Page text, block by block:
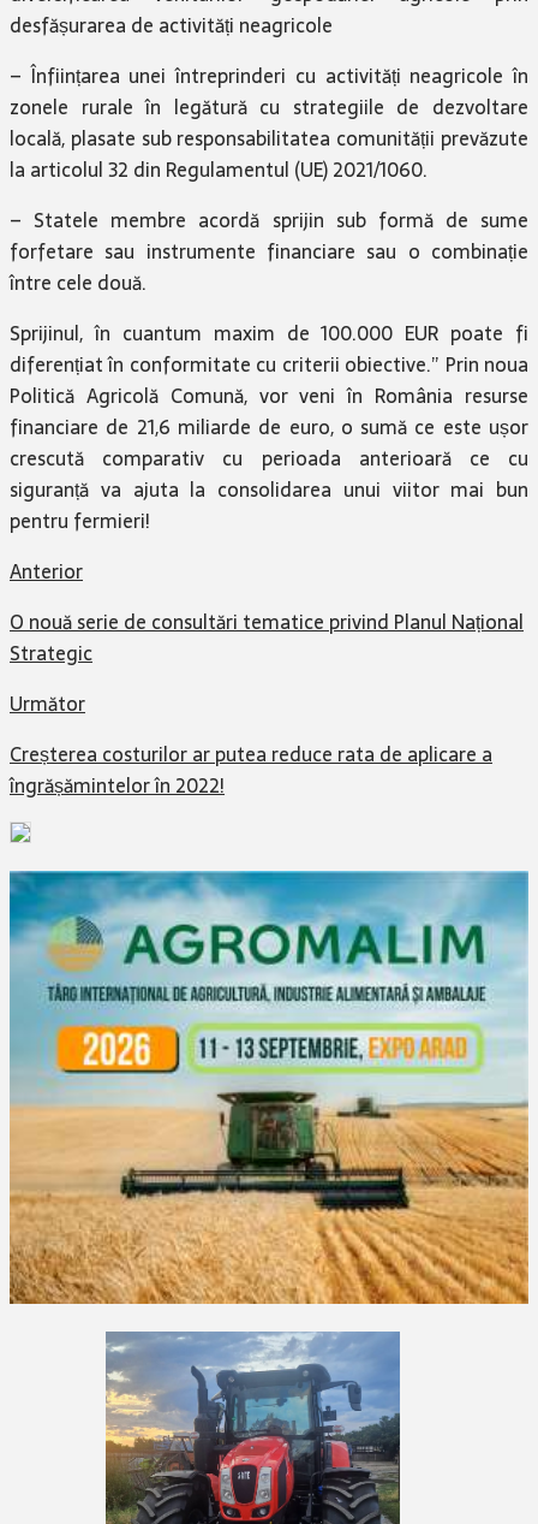
desfășurarea de activități neagricole
– Înființarea unei întreprinderi cu activități neagricole în
zonele rurale în legătură cu strategiile de dezvoltare
locală, plasate sub responsabilitatea comunității prevăzute
la articolul 32 din Regulamentul (UE) 2021/1060.
– Statele membre acordă sprijin sub formă de sume
forfetare sau instrumente financiare sau o combinație
între cele două.
Sprijinul, în cuantum maxim de 100.000 EUR poate fi
diferențiat în conformitate cu criterii obiective.” Prin noua
Politică Agricolă Comună, vor veni în România resurse
financiare de 21,6 miliarde de euro, o sumă ce este ușor
crescută comparativ cu perioada anterioară ce cu
siguranță va ajuta la consolidarea unui viitor mai bun
pentru fermieri!
Anterior
O nouă serie de consultări tematice privind Planul Național
Strategic
Următor
Creșterea costurilor ar putea reduce rata de aplicare a
îngrășămintelor în 2022!